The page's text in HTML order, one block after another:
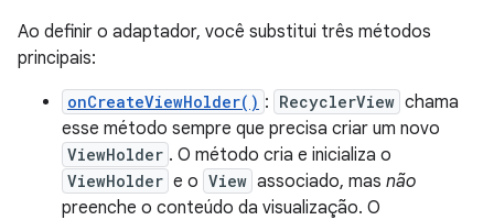
Ao definir o adaptador, você substitui três métodos
principais:
onCreateViewHolder() : RecyclerView chama
esse método sempre que precisa criar um novo
ViewHolder . O método cria e inicializa o
ViewHolder e o View associado, mas não
preenche o conteúdo da visualização. O